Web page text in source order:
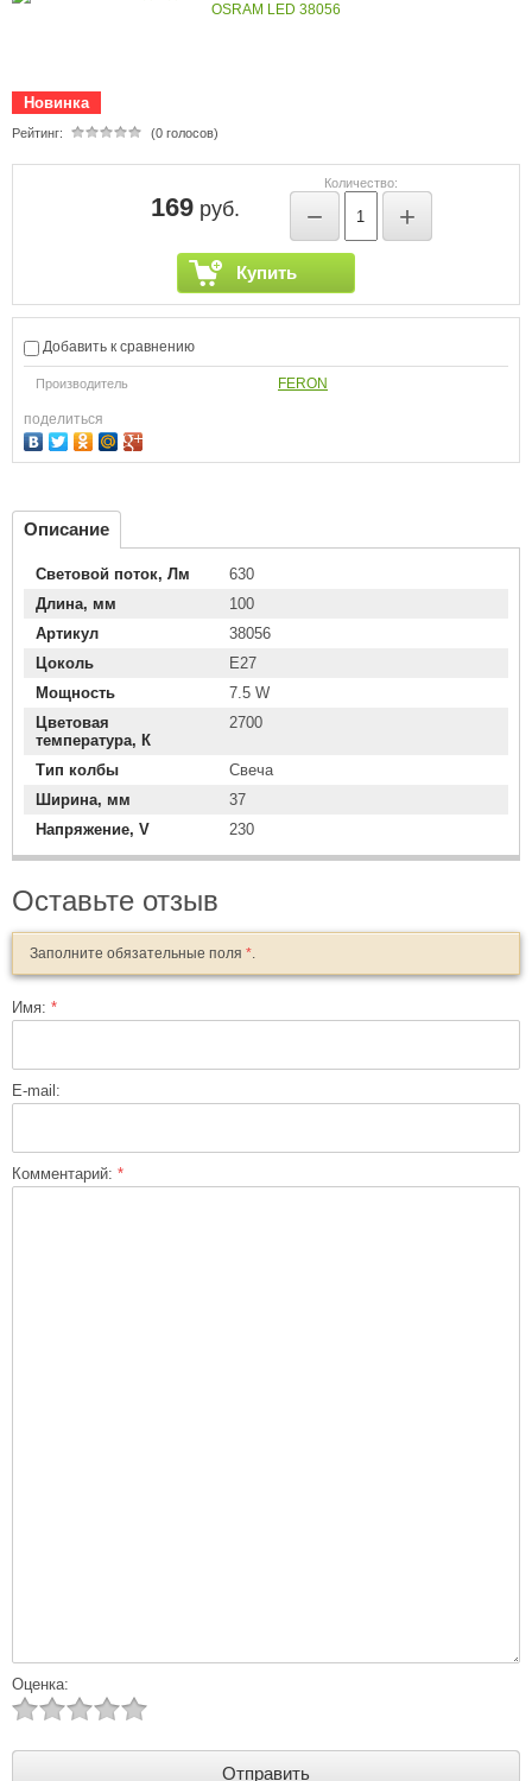
Новинка
Рейтинг: (0 голосов)
169руб.
Количество:
− +
Купить
Добавить к сравнению
Производитель FERON
поделиться
Описание
Световой поток, Лм
630
Длина, мм
100
Артикул
38056
Цоколь
E27
Мощность
7.5 W
Цветовая
температура, К
2700
Тип колбы
Свеча
Ширина, мм
37
Напряжение, V
230
Оставьте отзыв
Заполните обязательные поля *
Имя: *
E-mail:
Комментарий: *
Оценка: